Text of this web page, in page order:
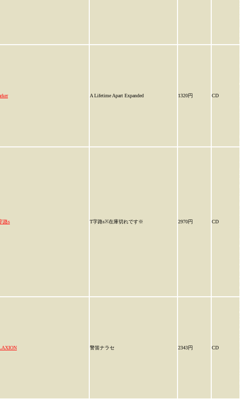
A Lifetime Apart Expanded 1320円 CD
路s T字路s※在庫切れです※ 2970円 CD
警笛ナラセ 2343円 CD